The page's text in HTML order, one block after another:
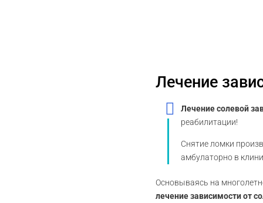
Лечение
Лечение солевой
реабилитации!
Снятие ломки
амбулаторно в
Основываясь на
лечение зависимости от